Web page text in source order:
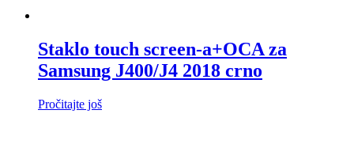
Staklo touch screen-a+OCA za
Samsung J400/J4 2018 crno
Pročitajte još